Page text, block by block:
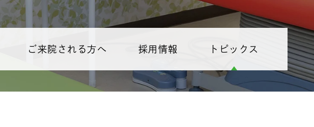
ご来院される方へ 採用情報 トピックス